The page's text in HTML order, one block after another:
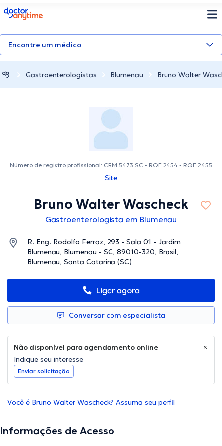
doctoranytime
Encontre um médico
Gastroenterologistas Blumenau Bruno Walter
Número de registro profissional: CRM 5473 SC - RQE 2454 - RQE 2455
Site
Bruno Walter Wascheck
Gastroenterologista em Blumenau
R. Eng. Rodolfo Ferraz, 293 - Sala 01 - Jardim
Blumenau, Blumenau - SC, 89010-320, Brasil,
Blumenau, Santa Catarina (SC)
Ligar agora
Conversar com especialista
Não disponível para agendamento online
Indique seu interesse
Enviar solicitação
Você é Bruno Walter Wascheck? Assuma seu perfil
Informações de Acesso